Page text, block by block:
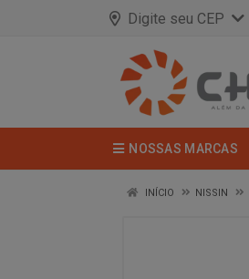
Digite seu CEP
NOSSAS MARCAS
INÍCIO NISSIN